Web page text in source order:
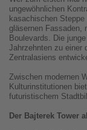
ungewöhnlichen
kasachischen
gläsernen Fassaden,
Boulevards. Die
Jahrzehnten zu einer
Zentralasiens
Zwischen modernen
Kulturinstitutionen
futuristischem
Der Bajterek Tower